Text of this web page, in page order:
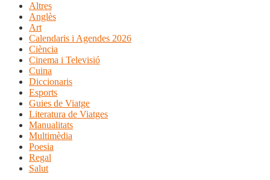
Altres
Anglès
Art
Calendaris i Agendes 2026
Ciència
Cinema i Televisió
Cuina
Diccionaris
Esports
Guies de Viatge
Literatura de Viatges
Manualitats
Multimèdia
Poesia
Regal
Salut